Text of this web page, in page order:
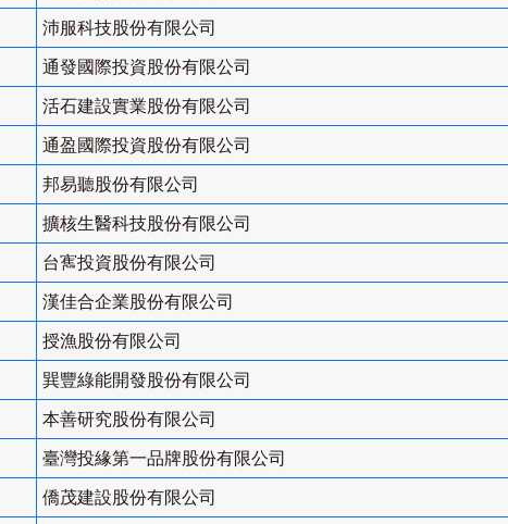
沛服科技股份有限公司
通發國際投資股份有限公司
活石建設實業股份有限公司
通盈國際投資股份有限公司
邦易聽股份有限公司
擴核生醫科技股份有限公司
台寯投資股份有限公司
漢佳合企業股份有限公司
授漁股份有限公司
巽豐綠能開發股份有限公司
本善研究股份有限公司
臺灣投緣第一品牌股份有限公司
僑茂建設股份有限公司